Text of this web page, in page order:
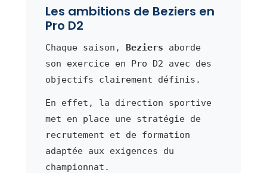
Les ambitions de Beziers en
Pro D2
Chaque saison, Beziers aborde
son exercice en Pro D2 avec des
objectifs clairement définis.
En effet, la direction sportive
met en place une stratégie de
recrutement et de formation
adaptée aux exigences du
championnat.